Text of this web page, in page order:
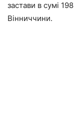
застави в сумі
Вінниччини.